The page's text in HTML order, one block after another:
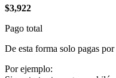
$3,922
Pago total
De esta forma solo pagas
Por ejemplo: